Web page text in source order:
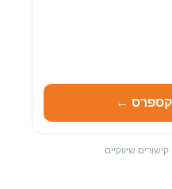
←
שיווקיים